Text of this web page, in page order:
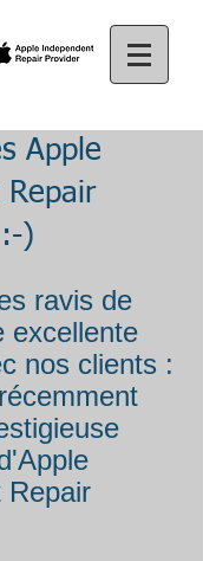
Apple
)
ravis de
excellente
nos clients :
Repair